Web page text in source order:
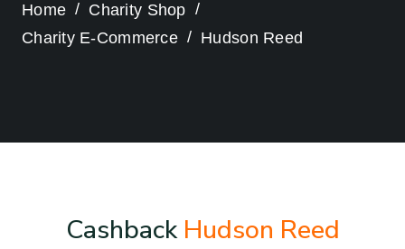
Home
Charity Shop
Charity E-Commerce
Hudson Reed
Cashback Hudson Reed